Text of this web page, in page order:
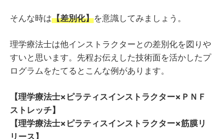
そんな時は【差別化】を意識してみましょう。
理学療法士は他インストラクターとの差別化を図りや
すいと思います。先程お伝えした技術面を活かしたプ
ログラムをたてるとこんな例があります。
【理学療法士×ピラティスインストラクター×ＰＮＦ
ストレッチ】
【理学療法士×ピラティスインストラクター×筋膜リ
リース】